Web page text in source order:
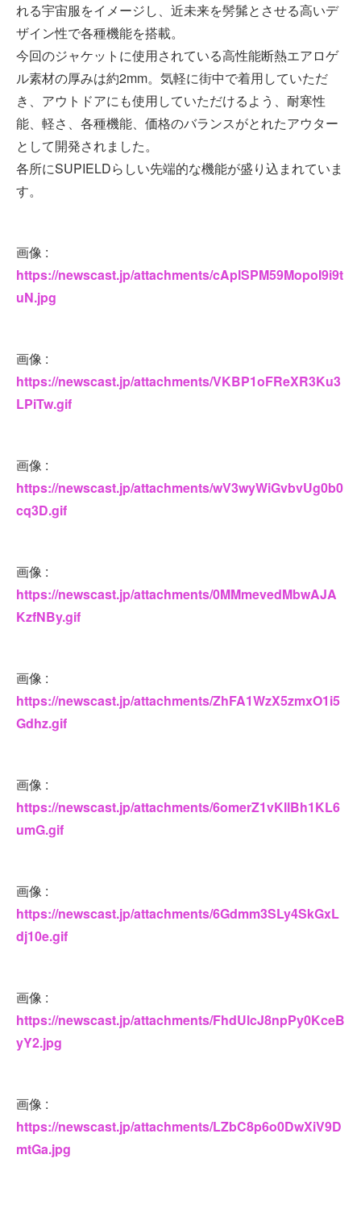
れる宇宙服をイメージし、近未来を髣髴とさせる高いデ
ザイン性で各種機能を搭載。
今回のジャケットに使用されている高性能断熱エアロゲ
ル素材の厚みは約2mm。気軽に街中で着用していただ
き、アウトドアにも使用していただけるよう、耐寒性
能、軽さ、各種機能、価格のバランスがとれたアウター
として開発されました。
各所にSUPIELDらしい先端的な機能が盛り込まれていま
す。
画像 :
https://newscast.jp/attachments/cAplSPM59MopoI9i9t
uN.jpg
画像 :
https://newscast.jp/attachments/VKBP1oFReXR3Ku3
LPiTw.gif
画像 :
https://newscast.jp/attachments/wV3wyWiGvbvUg0b0
cq3D.gif
画像 :
https://newscast.jp/attachments/0MMmevedMbwAJA
KzfNBy.gif
画像 :
https://newscast.jp/attachments/ZhFA1WzX5zmxO1i5
Gdhz.gif
画像 :
https://newscast.jp/attachments/6omerZ1vKllBh1KL6
umG.gif
画像 :
https://newscast.jp/attachments/6Gdmm3SLy4SkGxL
dj10e.gif
画像 :
https://newscast.jp/attachments/FhdUlcJ8npPy0KceB
yY2.jpg
画像 :
https://newscast.jp/attachments/LZbC8p6o0DwXiV9D
mtGa.jpg